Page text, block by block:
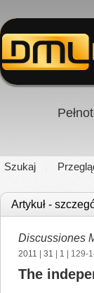
Szukaj
Artykuł -
Discussiones
2011 31 1 | 129-
The